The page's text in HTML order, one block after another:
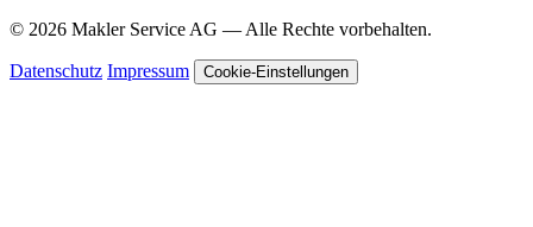
© 2026 Makler Service AG — Alle Rechte vorbehalten.
Datenschutz Impressum Cookie-Einstellungen